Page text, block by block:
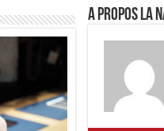
A propos LA